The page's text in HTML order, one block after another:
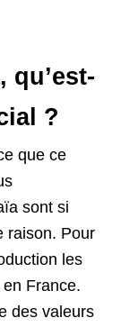
qu’est-
?
que ce
sont si
raison. Pour
les
France.
des valeurs